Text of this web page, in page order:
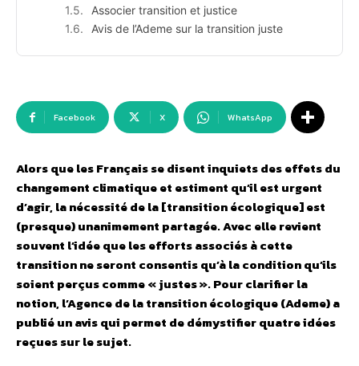
Associer transition et justice
Avis de l’Ademe sur la transition juste
Facebook X WhatsApp
Alors que les Français se disent inquiets des effets du
changement climatique et estiment qu’il est urgent
d’agir, la nécessité de la [transition écologique] est
(presque) unanimement partagée. Avec elle revient
souvent l’idée que les efforts associés à cette
transition ne seront consentis qu’à la condition qu’ils
soient perçus comme « justes ». Pour clarifier la
notion, l’Agence de la transition écologique (Ademe) a
publié un avis qui permet de démystifier quatre idées
reçues sur le sujet.